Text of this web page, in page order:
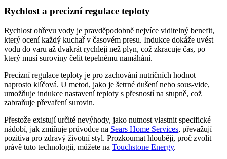
Rychlost a precizní regulace teploty
Rychlost ohřevu vody je pravděpodobně nejvíce viditelný benefit,
který ocení každý kuchař v časovém presu. Indukce dokáže uvést
vodu do varu až dvakrát rychleji než plyn, což zkracuje čas, po
který musí suroviny čelit tepelnému namáhání.
Precizní regulace teploty je pro zachování nutričních hodnot
naprosto klíčová. U metod, jako je šetrné dušení nebo sous-vide,
umožňuje indukce nastavení teploty s přesností na stupně, což
zabraňuje převaření surovin.
Přestože existují určité nevýhody, jako nutnost vlastnit specifické
nádobí, jak zmiňuje průvodce na Sears Home Services, převažují
pozitiva pro zdravý životní styl. Prozkoumat hlouběji, proč zvolit
právě tuto technologii, můžete na Touchstone Energy.